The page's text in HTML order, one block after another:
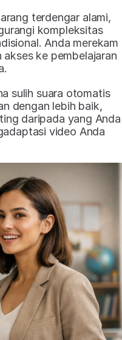
terdengar alami,
kompleksitas
Anda merekam
ke pembelajaran
sulih suara otomatis
dengan lebih baik,
daripada yang Anda
video Anda